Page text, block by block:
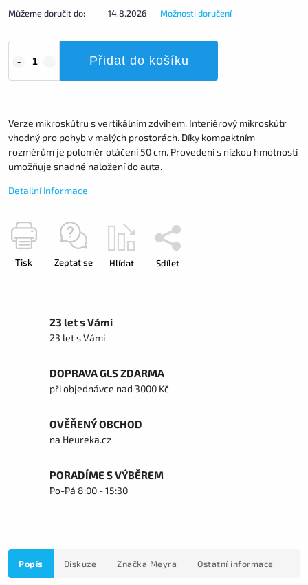
Můžeme doručit do: 14.8.2026 Možnosti doručení
Přidat do košíku
Verze mikroskútru s vertikálním zdvihem. Interiérový mikroskútr
vhodný pro pohyb v malých prostorách. Díky kompaktním
rozměrům je poloměr otáčení 50 cm. Provedení s nízkou hmotností
umožňuje snadné naložení do auta.
Detailní informace
Tisk Zeptat se Hlídat Sdílet
23 let s Vámi
23 let s Vámi
DOPRAVA GLS ZDARMA
při objednávce nad 3000 Kč
OVĚŘENÝ OBCHOD
na Heureka.cz
PORADÍME S VÝBĚREM
Po-Pá 8:00 - 15:30
Popis Diskuze Značka Meyra Ostatní informace